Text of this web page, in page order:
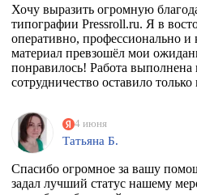
Хочу выразить огромную
типографии Pressroll.ru. Я в
оперативно, профессионально и
материал превзошёл мои
понравилось! Работа
сотрудничество оставило
4 июня
Татьяна Б.
Спасибо огромное за вашу
задал лучший статус нашему